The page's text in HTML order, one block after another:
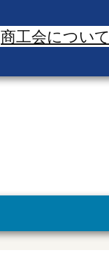
商工会について